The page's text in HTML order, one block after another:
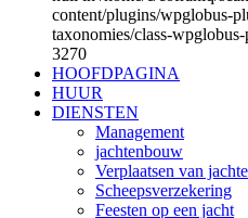
content/plugins/wpglobus-
taxonomies/class-
3270
HOOFDPAGINA
HUUR
DIENSTEN
Management
jachtenbouw
Verplaatsen van
Scheepsverzekering
Feesten op een jacht